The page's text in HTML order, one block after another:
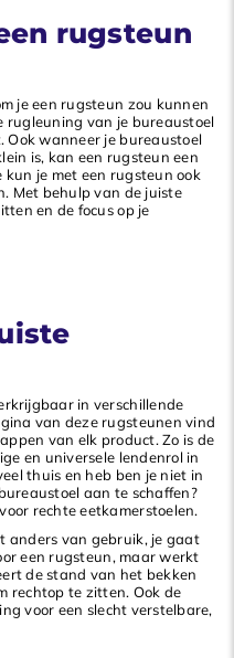
rugsteun
je een rugsteun zou kunnen
rugleuning van je bureaustoel
wanneer je bureaustoel
is, kan een rugsteun een
kun je met een rugsteun ook
Met behulp van de juiste
en de focus op je
in verschillende
van deze rugsteunen vind
van elk product. Zo is de
en universele lendenrol in
thuis en heb ben je niet in
aan te schaffen?
rechte eetkamerstoelen.
anders van gebruik, je gaat
een rugsteun, maar werkt
de stand van het bekken
rechtop te zitten. Ook de
voor een slecht verstelbare,